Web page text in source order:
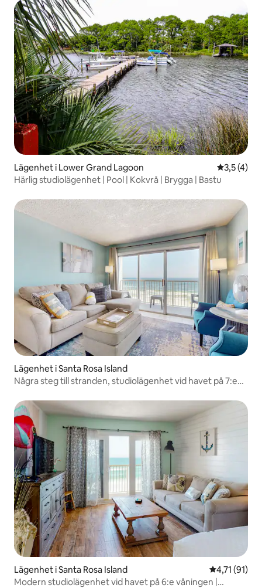
Lägenhet i Lower Grand Lagoon 3,5 av 5 i
3,5 (4)
Härlig studiolägenhet | Pool | Kokvrå | Brygga | Bastu
Lägenhet i Santa Rosa Island
Några steg till stranden, studiolägenhet vid havet på 7:e
Lägenhet i Santa Rosa Island 4,71 av 5 i
4,71 (91)
Modern studiolägenhet vid havet på 6:e våningen |